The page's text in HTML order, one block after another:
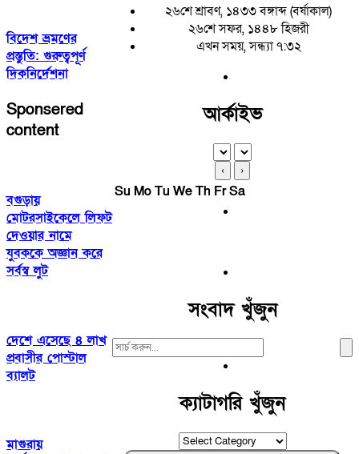
বিদেশ ভ্রমণের
প্রস্তুতি: গুরুত্বপূর্ণ
দিকনির্দেশনা
Sponsered
content
বগুড়ায়
মোটরসাইকেলে লিফট
দেওয়ার নামে
যুবককে অজ্ঞান করে
সর্বস্ব লুট
দেশে এসেছে ৪ লাখ
প্রবাসীর পোস্টাল
ব্যালট
মাগুরায়
২৬শে শ্রাবণ, ১৪৩৩ বঙ্গাব্দ (বর্ষাকাল)
২৬শে সফর, ১৪৪৮ হিজরী
এখন সময়, সন্ধ্যা ৭:৩২
আর্কাইভ
‹ ›
Su MoTu WeTh FrSa
সংবাদ খুঁজুন
Search
ক্যাটাগরি খুঁজুন
ক্যাটাগরি